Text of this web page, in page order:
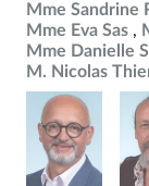
Mme Sandrine
Mme Eva Sas
Mme Danielle
M. Nicolas